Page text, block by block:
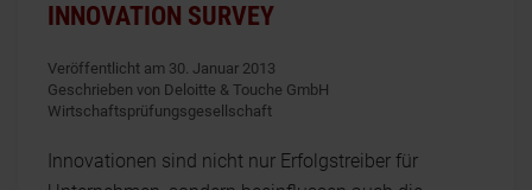
INNOVATION SURVEY
Veröffentlicht am 30. Januar 2013
Geschrieben von Deloitte & Touche GmbH
Wirtschaftsprüfungsgesellschaft
Innovationen sind nicht nur Erfolgstreiber für